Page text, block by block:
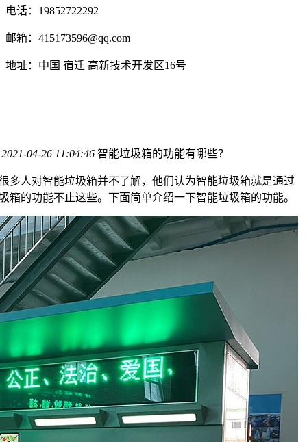
电话：19852722292
邮箱： 415173596@qq.com
地址：中国 宿迁 高新技术开发区16号
2021-04-26 11:04:46 智能垃圾箱的功能有哪些？
多人对智能垃圾箱并不了解，他们认为智能垃圾箱就是通过
的功能不止这些。下面简单介绍一下智能垃圾箱的功能。